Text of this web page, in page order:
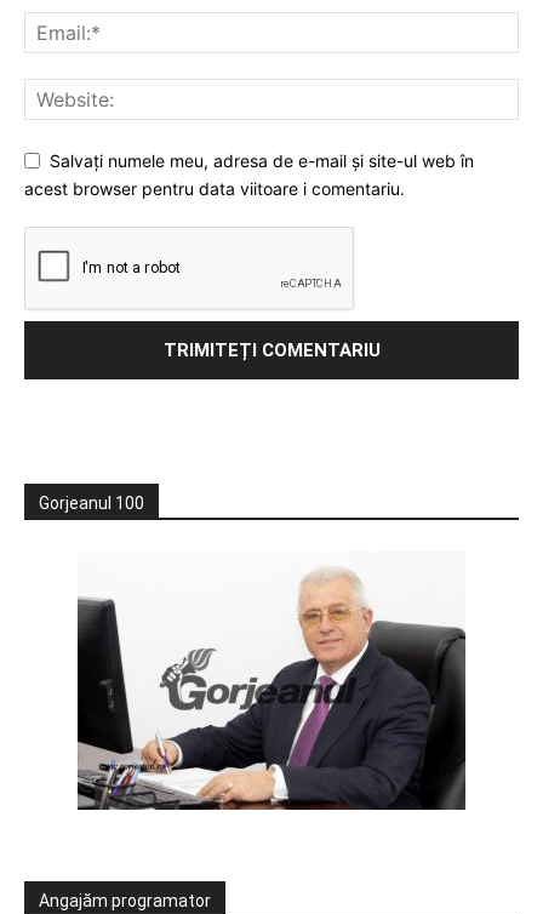
Salvați numele meu, adresa de e-mail și site-ul web în
acest browser pentru data viitoare i comentariu.
Gorjeanul 100
Angajăm programator